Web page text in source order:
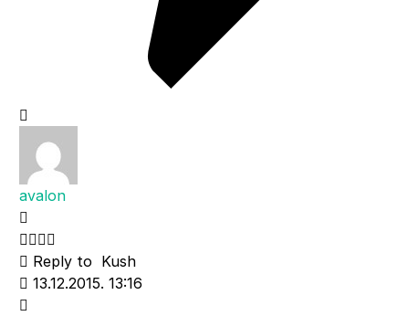
avalon
Reply to Kush
13.12.2015. 13:16